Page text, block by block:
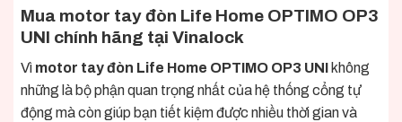
Mua motor tay đòn Life Home OPTIMO OP3
UNI chính hãng tại Vinalock
Vì motor tay đòn Life Home OPTIMO OP3 UNI không
những là bộ phận quan trọng nhất của hệ thống cổng tự
động mà còn giúp bạn tiết kiệm được nhiều thời gian và